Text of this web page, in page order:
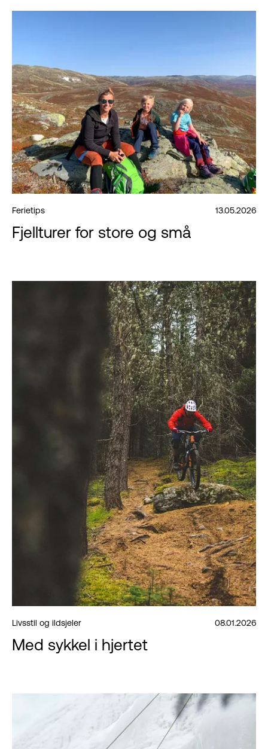
Ferietips 13.05.2026
Fjellturer for store og små
Livsstil og ildsjeler 08.01.2026
Med sykkel i hjertet